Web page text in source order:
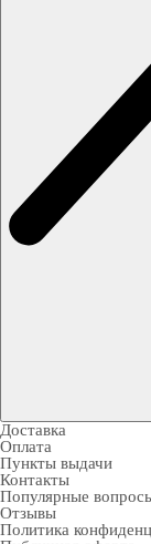
Доставка
Оплата
Пункты выдачи
Контакты
Популярные
Отзывы
Политика